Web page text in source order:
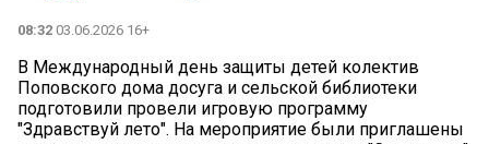
08:32 03.06.2026 16+
В Международный день защиты детей колектив
Поповского дома досуга и сельской библиотеки
подготовили провели игровую программу
"Здравствуй лето". На мероприятие были приглашены